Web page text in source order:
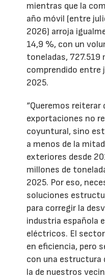
mientras que la
año móvil (entre
2026) arroja
14,9 %, con un
toneladas, 727.519
comprendido entre
2025.
“Queremos reiterar
exportaciones no
coyuntural, sino
a menos de la
exteriores desde
millones de
2025. Por eso,
soluciones
para corregir la
industria española
eléctricos. El
en eficiencia, pero
con una estructura
la de nuestros